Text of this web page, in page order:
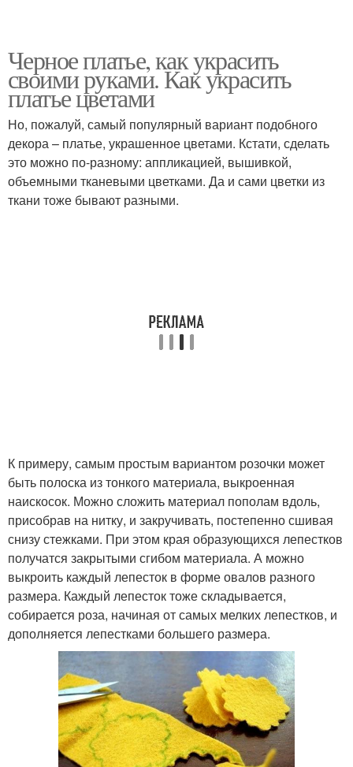
Черное платье, как украсить
своими руками. Как украсить
платье цветами
Но, пожалуй, самый популярный вариант подобного
декора – платье, украшенное цветами. Кстати, сделать
это можно по-разному: аппликацией, вышивкой,
объемными тканевыми цветками. Да и сами цветки из
ткани тоже бывают разными.
К примеру, самым простым вариантом розочки может
быть полоска из тонкого материала, выкроенная
наискосок. Можно сложить материал пополам вдоль,
присобрав на нитку, и закручивать, постепенно сшивая
снизу стежками. При этом края образующихся лепестков
получатся закрытыми сгибом материала. А можно
выкроить каждый лепесток в форме овалов разного
размера. Каждый лепесток тоже складывается,
собирается роза, начиная от самых мелких лепестков, и
дополняется лепестками большего размера.